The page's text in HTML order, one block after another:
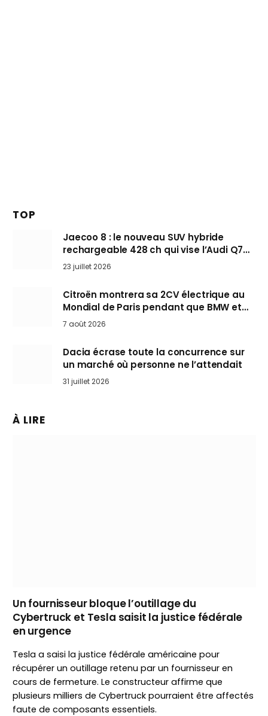
TOP
Jaecoo 8 : le nouveau SUV hybride
rechargeable 428 ch qui vise l’Audi Q7
arrive en Europe cet automne
23 juillet 2026
Citroën montrera sa 2CV électrique au
Mondial de Paris pendant que BMW et
Mini désertent le salon
7 août 2026
Dacia écrase toute la concurrence sur
un marché où personne ne l’attendait
31 juillet 2026
À LIRE
Un fournisseur bloque l’outillage du
Cybertruck et Tesla saisit la justice fédérale
en urgence
Tesla a saisi la justice fédérale américaine pour
récupérer un outillage retenu par un fournisseur en
cours de fermeture. Le constructeur affirme que
plusieurs milliers de Cybertruck pourraient être affectés
faute de composants essentiels.